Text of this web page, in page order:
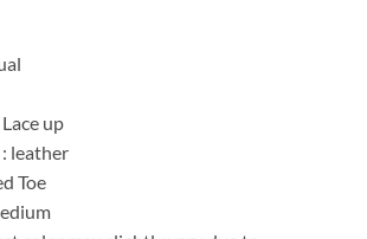
up
leather
Toe